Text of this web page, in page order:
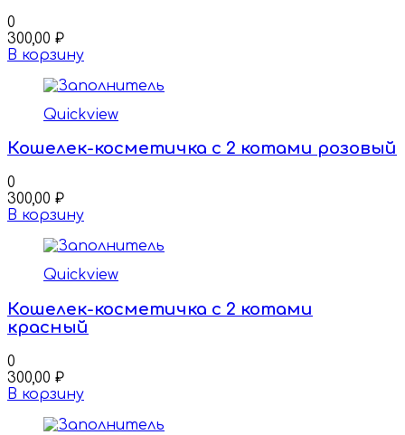
0
300,00 ₽
В корзину
Quickview
Кошелек-косметичка с 2 котами розовый
0
300,00 ₽
В корзину
Quickview
Кошелек-косметичка с 2 котами
красный
0
300,00 ₽
В корзину